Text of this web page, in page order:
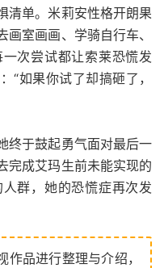
清单。米莉安性格开朗果
室画画、学骑自行车、
次尝试都让索莱恐慌发
“如果你试了却搞砸了，
终于鼓起勇气面对最后一
完成艾玛生前未能实现的
群，她的恐慌症再次发
作品进行整理与介绍，